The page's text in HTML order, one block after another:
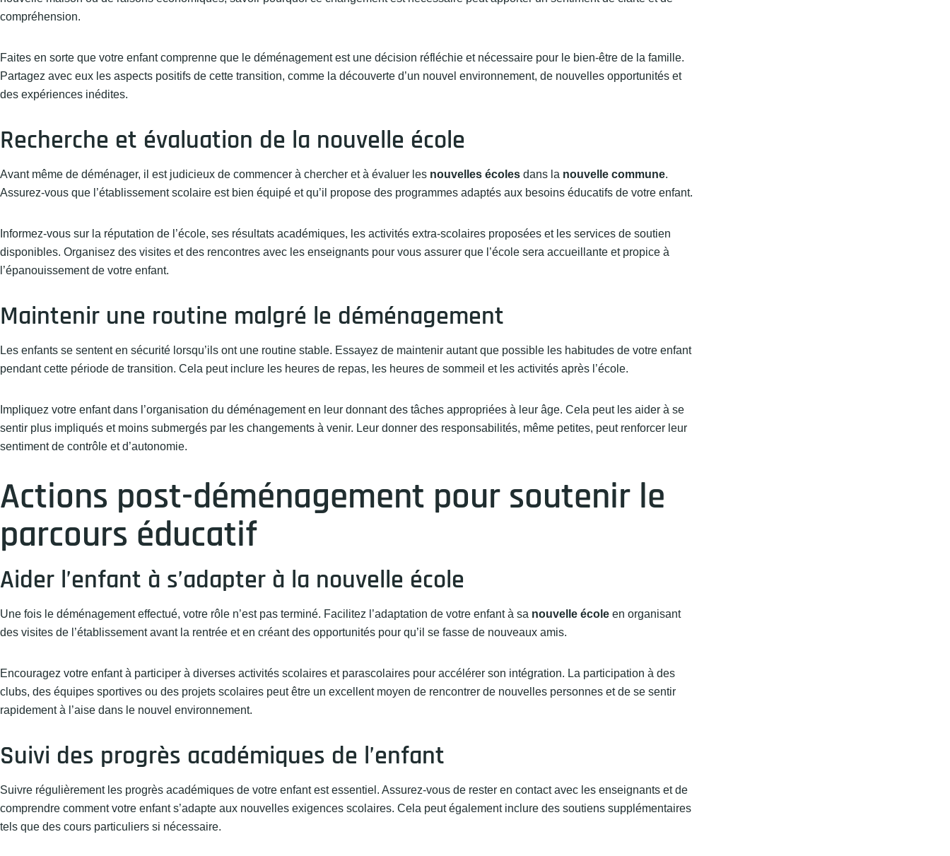
compréhension.
Faites en sorte que votre enfant comprenne que le déménagement est une décision réfléchie et nécessaire pour le bien-être de la famille.
Partagez avec eux les aspects positifs de cette transition, comme la découverte d’un nouvel environnement, de nouvelles opportunités et
des expériences inédites.
Recherche et évaluation de la nouvelle école
Avant même de déménager, il est judicieux de commencer à chercher et à évaluer les nouvelles écoles dans la nouvelle commune.
Assurez-vous que l’établissement scolaire est bien équipé et qu’il propose des programmes adaptés aux besoins éducatifs de votre enfant.
Informez-vous sur la réputation de l’école, ses résultats académiques, les activités extra-scolaires proposées et les services de soutien
disponibles. Organisez des visites et des rencontres avec les enseignants pour vous assurer que l’école sera accueillante et propice à
l’épanouissement de votre enfant.
Maintenir une routine malgré le déménagement
Les enfants se sentent en sécurité lorsqu’ils ont une routine stable. Essayez de maintenir autant que possible les habitudes de votre enfant
pendant cette période de transition. Cela peut inclure les heures de repas, les heures de sommeil et les activités après l’école.
Impliquez votre enfant dans l’organisation du déménagement en leur donnant des tâches appropriées à leur âge. Cela peut les aider à se
sentir plus impliqués et moins submergés par les changements à venir. Leur donner des responsabilités, même petites, peut renforcer leur
sentiment de contrôle et d’autonomie.
Actions post-déménagement pour soutenir le
parcours éducatif
Aider l’enfant à s’adapter à la nouvelle école
Une fois le déménagement effectué, votre rôle n’est pas terminé. Facilitez l’adaptation de votre enfant à sa nouvelle école en organisant
des visites de l’établissement avant la rentrée et en créant des opportunités pour qu’il se fasse de nouveaux amis.
Encouragez votre enfant à participer à diverses activités scolaires et parascolaires pour accélérer son intégration. La participation à des
clubs, des équipes sportives ou des projets scolaires peut être un excellent moyen de rencontrer de nouvelles personnes et de se sentir
rapidement à l’aise dans le nouvel environnement.
Suivi des progrès académiques de l’enfant
Suivre régulièrement les progrès académiques de votre enfant est essentiel. Assurez-vous de rester en contact avec les enseignants et de
comprendre comment votre enfant s’adapte aux nouvelles exigences scolaires. Cela peut également inclure des soutiens supplémentaires
tels que des cours particuliers si nécessaire.